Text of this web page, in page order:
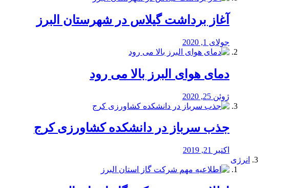
آغاز برداشت گیلاس در شهرستان البرز
جولای 1, 2020
دمای هوای البرز بالا می رود
ژوئن 25, 2020
جذب سرباز در دانشکده کشاورزی کرج
اکتبر 21, 2019
انرژی